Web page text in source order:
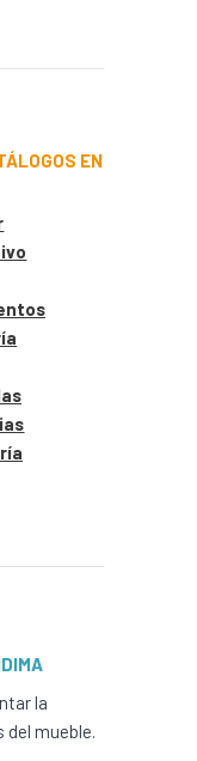
EN
la
mueble.